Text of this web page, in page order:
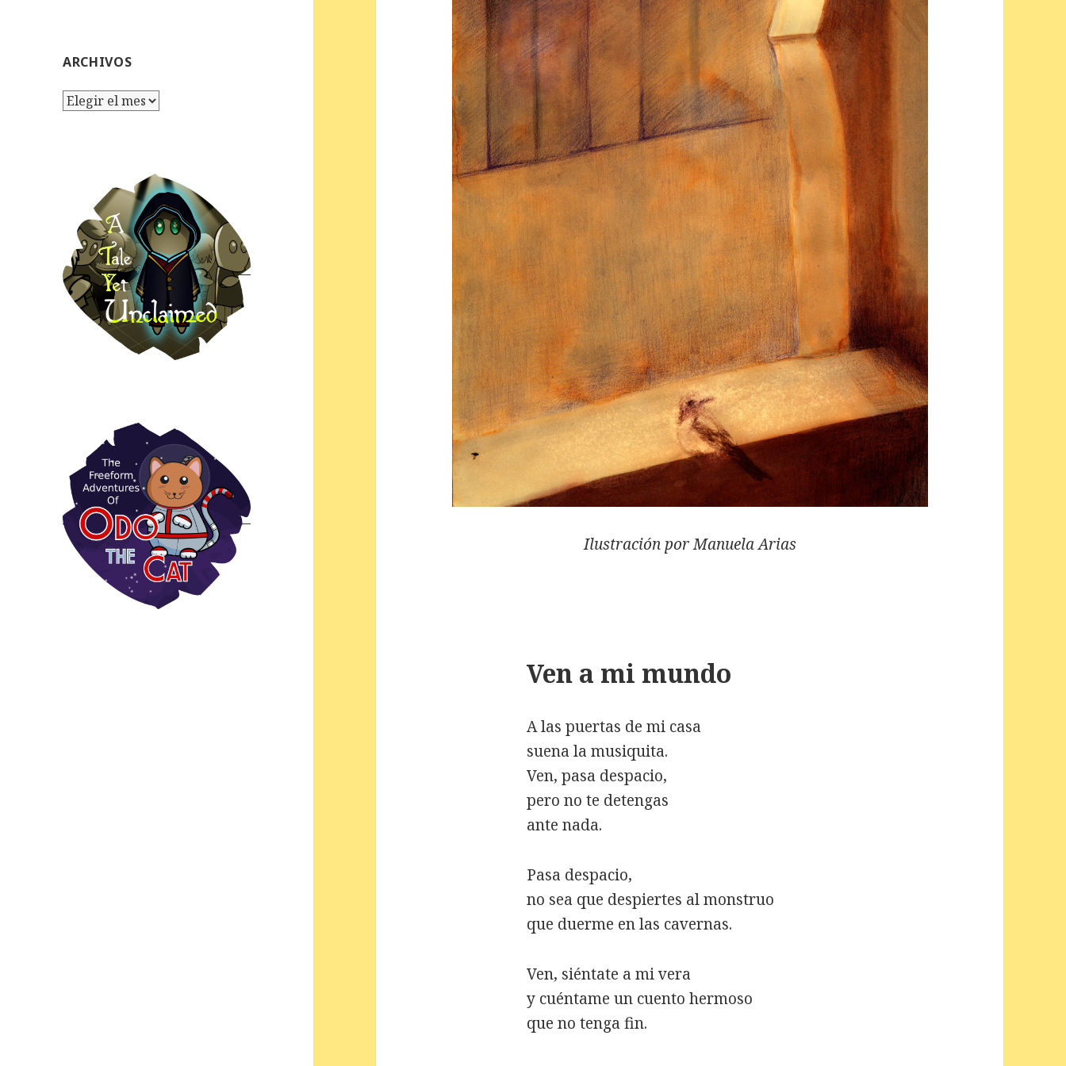
ARCHIVOS
Archivos
Ilustración por Manuela Arias
Ven a mi mundo
A las puertas de mi casa
suena la musiquita.
Ven, pasa despacio,
pero no te detengas
ante nada.
Pasa despacio,
no sea que despiertes al monstruo
que duerme en las cavernas.
Ven, siéntate a mi vera
y cuéntame un cuento hermoso
que no tenga fin.